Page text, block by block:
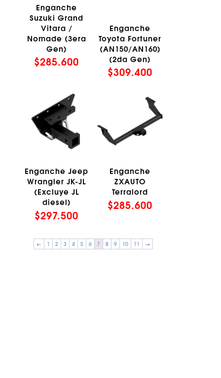
Enganche
Suzuki Grand
Vitara /
Nomade (3era
Gen)
$285.600
Enganche
Toyota Fortuner
(AN150/AN160)
(2da Gen)
$309.400
Enganche Jeep
Wrangler JK-JL
(Excluye JL
diesel)
$297.500
Enganche
ZXAUTO
Terralord
$285.600
← 1 2 3 4 5 6 7 8 9 10 11 →